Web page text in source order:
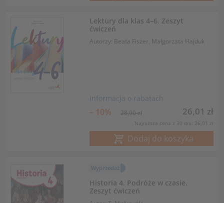
Lektury dla klas 4–6. Zeszyt
ćwiczeń
Autorzy: Beata Fiszer, Małgorzata Hajduk
– 10%
Informacja o rabatach
28,90 zł 26,01 zł
Najniższa cena z 30 dni: 26,01 zł
Dodaj do koszyka
Wyprzedaż
Historia 4. Podróże w czasie.
Zeszyt ćwiczeń